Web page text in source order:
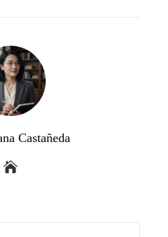
Castañeda